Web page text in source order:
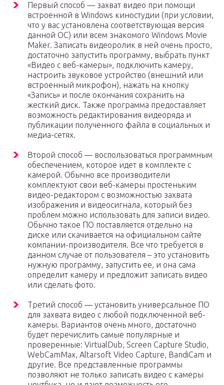
Первый способ — захват видео при помощи
встроенной в Windows киностудии (при условии,
что у вас установлена соответствующая версия
данной ОС) или всем знакомого Windows Movie
Maker. Записать видеоролик в ней очень просто,
достаточно запустить программу, выбрать пункт
«Видео с веб-камеры», подключить камеру,
настроить звуковое устройство (внешний или
встроенный микрофон), нажать на кнопку
«Запись» и после окончания сохранить на
жесткий диск. Также программа предоставляет
возможность редактирования видеоряда и
публикации полученного файла в социальных и
медиа-сетях.
Второй способ — воспользоваться программным
обеспечением, которое идет в комплекте с
камерой. Обычно все производители
комплектуют свои веб-камеры простеньким
видео-редактором с возможностью захвата
изображения и видеосигнала, который без
проблем можно использовать для записи видео.
Обычно такое ПО поставляется отдельно на
диске или скачивается на официальном сайте
компании-производителя. Все что требуется в
данном случае от пользователя – это установить
нужную программу, запустить ее, и она сама
определит камеру и предложит записать видео
или сделать фото.
Третий способ — установить универсальное ПО
для захвата видео с любой подключенной веб-
камеры. Вариантов очень много, достаточно
будет перечислить самые популярные и
проверенные: VirtualDub, Screen Capture Studio,
WebCamMax, Altarsoft Video Capture, BandiCam и
другие. Все представленные программы
позволяют не только записать видео с камеры